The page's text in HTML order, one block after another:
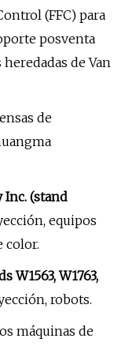
(FFC) para
posventa
de Van
de
(stand
equipos
color.
W1563, W1763,
robots.
máquinas de